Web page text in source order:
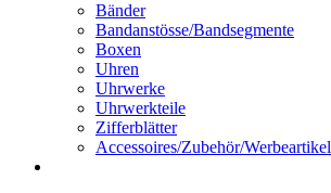
Bänder
Bandanstösse/Bandsegmente
Boxen
Uhren
Uhrwerke
Uhrwerkteile
Zifferblätter
Accessoires/Zubehör/Werbeartikel